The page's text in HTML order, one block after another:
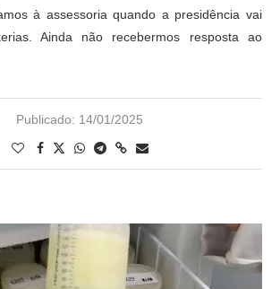
à assessoria quando a presidência vai
Ainda não recebermos resposta ao
Publicado: 14/01/2025